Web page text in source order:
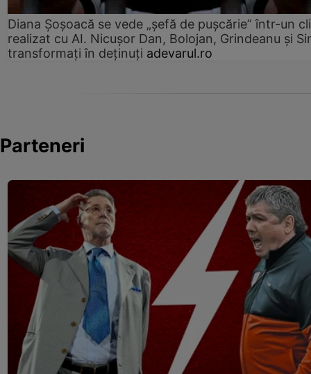
Diana Șoșoacă se vede „șefă de pușcărie” într-un
realizat cu AI. Nicușor Dan, Bolojan, Grindeanu și
transformați în deținuți adevarul.ro
Parteneri